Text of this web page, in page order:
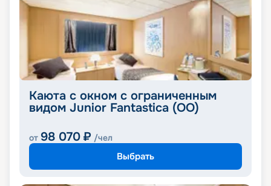
Каюта с окном с ограниченным
видом Junior Fantastica (OO)
от 98 070 ₽ /чел
Выбрать